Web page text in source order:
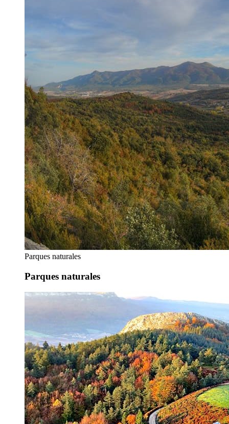
Parques naturales
Parques naturales